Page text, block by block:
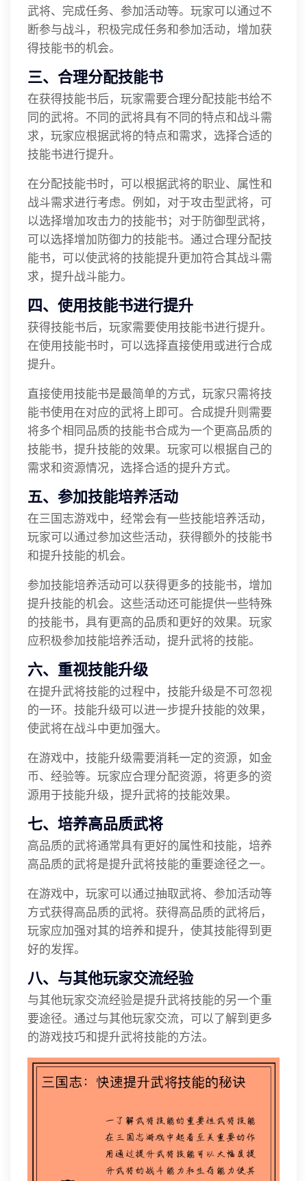
武将、完成任务、参加活动等。玩家可以通过不
断参与战斗，积极完成任务和参加活动，增加获
得技能书的机会。
三、合理分配技能书
在获得技能书后，玩家需要合理分配技能书给不
同的武将。不同的武将具有不同的特点和战斗需
求，玩家应根据武将的特点和需求，选择合适的
技能书进行提升。
在分配技能书时，可以根据武将的职业、属性和
战斗需求进行考虑。例如，对于攻击型武将，可
以选择增加攻击力的技能书；对于防御型武将，
可以选择增加防御力的技能书。通过合理分配技
能书，可以使武将的技能提升更加符合其战斗需
求，提升战斗能力。
四、使用技能书进行提升
获得技能书后，玩家需要使用技能书进行提升。
在使用技能书时，可以选择直接使用或进行合成
提升。
直接使用技能书是最简单的方式，玩家只需将技
能书使用在对应的武将上即可。合成提升则需要
将多个相同品质的技能书合成为一个更高品质的
技能书，提升技能的效果。玩家可以根据自己的
需求和资源情况，选择合适的提升方式。
五、参加技能培养活动
在三国志游戏中，经常会有一些技能培养活动，
玩家可以通过参加这些活动，获得额外的技能书
和提升技能的机会。
参加技能培养活动可以获得更多的技能书，增加
提升技能的机会。这些活动还可能提供一些特殊
的技能书，具有更高的品质和更好的效果。玩家
应积极参加技能培养活动，提升武将的技能。
六、重视技能升级
在提升武将技能的过程中，技能升级是不可忽视
的一环。技能升级可以进一步提升技能的效果，
使武将在战斗中更加强大。
在游戏中，技能升级需要消耗一定的资源，如金
币、经验等。玩家应合理分配资源，将更多的资
源用于技能升级，提升武将的技能效果。
七、培养高品质武将
高品质的武将通常具有更好的属性和技能，培养
高品质的武将是提升武将技能的重要途径之一。
在游戏中，玩家可以通过抽取武将、参加活动等
方式获得高品质的武将。获得高品质的武将后，
玩家应加强对其的培养和提升，使其技能得到更
好的发挥。
八、与其他玩家交流经验
与其他玩家交流经验是提升武将技能的另一个重
要途径。通过与其他玩家交流，可以了解到更多
的游戏技巧和提升武将技能的方法。